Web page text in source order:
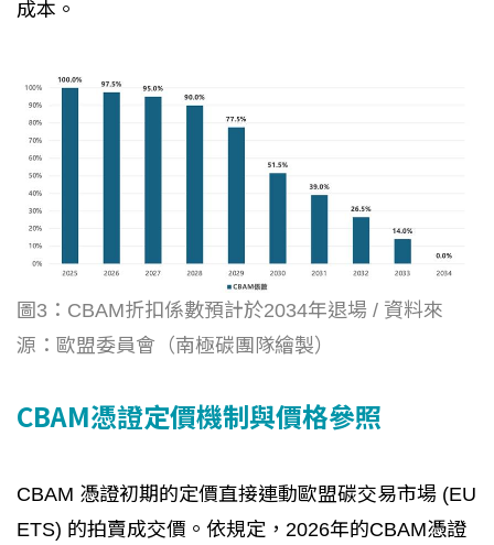
成本。
圖3：CBAM折扣係數預計於2034年退場 / 資料來
源：歐盟委員會（南極碳團隊繪製）
CBAM憑證定價機制與價格參照
CBAM 憑證初期的定價直接連動歐盟碳交易市場 (EU
ETS) 的拍賣成交價。依規定，2026年的CBAM憑證